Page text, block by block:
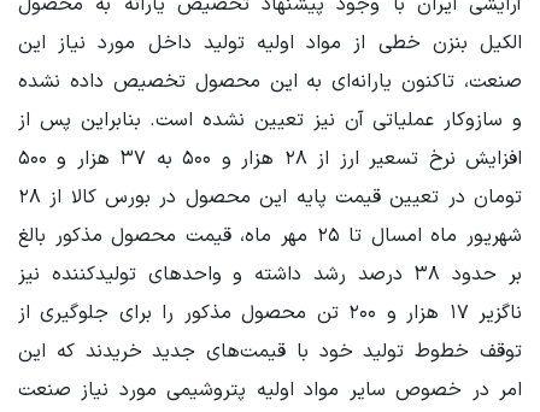
الکیل بنزن خطی از مواد اولیه تولید داخل مورد نیاز این
صنعت، تاکنون یارانه‌ای به این محصول تخصیص داده نشده
و سازوکار عملیاتی آن نیز تعیین نشده است. بنابراین پس از
افزایش نرخ تسعیر ارز از ۲۸ هزار و ۵۰۰ به ۳۷ هزار و ۵۰۰
تومان در تعیین قیمت پایه این محصول در بورس کالا از ۲۸
شهریور ماه امسال تا ۲۵ مهر ماه، قیمت محصول مذکور بالغ
بر حدود ۳۸ درصد رشد داشته و واحدهای تولیدکننده نیز
ناگزیر ۱۷ هزار و ۲۰۰ تن محصول مذکور را برای جلوگیری از
توقف خطوط تولید خود با قیمت‌های جدید خریدند که این
امر در خصوص سایر مواد اولیه پتروشیمی مورد نیاز صنعت